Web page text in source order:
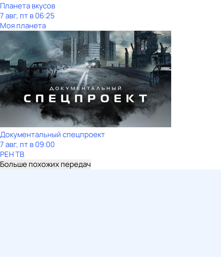
Планета вкусов
7 авг, пт в 06:25
Моя планета
Документальный спецпроект
7 авг, пт в 09:00
РЕН ТВ
Больше похожих передач